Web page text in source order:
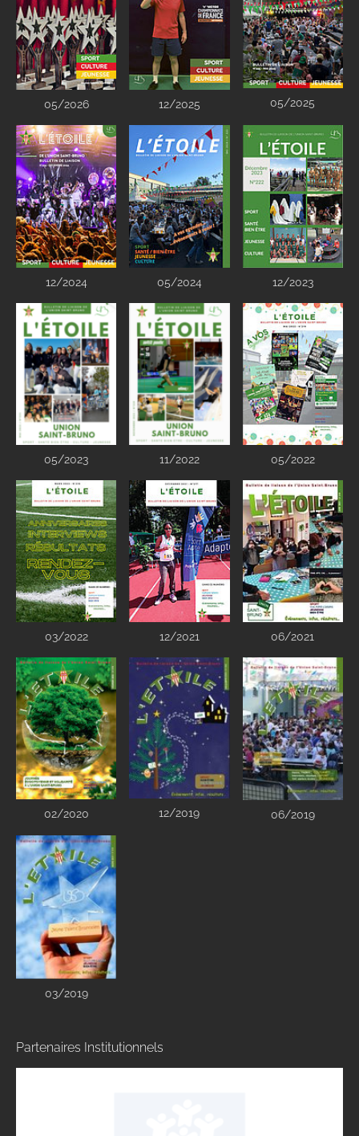
05/2026 12/2025 05/2025
12/2024 05/2024 12/2023
05/2023 11/2022 05/2022
03/2022 12/2021 06/2021
02/2020 12/2019 06/2019
03/2019
Partenaires Institutionnels